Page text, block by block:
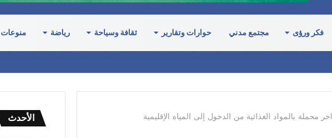
فكر ورؤى مجتمع مدني حوارات وتقارير ثقافة وسياحة رياضة منوعات
محملة بالمواد الغذائية من الدخول إلى المياه الإقليمية الأحدث